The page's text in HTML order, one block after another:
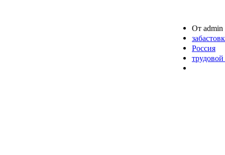
От admin
Россия